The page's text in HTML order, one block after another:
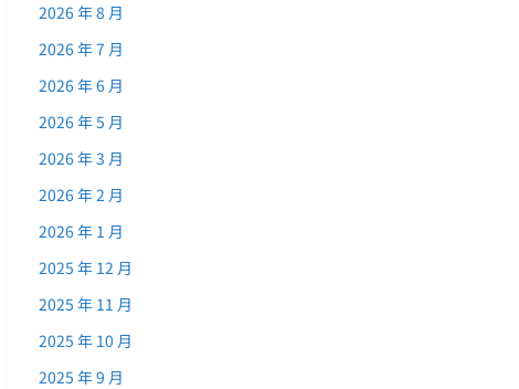
2026 年 8 月
2026 年 7 月
2026 年 6 月
2026 年 5 月
2026 年 3 月
2026 年 2 月
2026 年 1 月
2025 年 12 月
2025 年 11 月
2025 年 10 月
2025 年 9 月